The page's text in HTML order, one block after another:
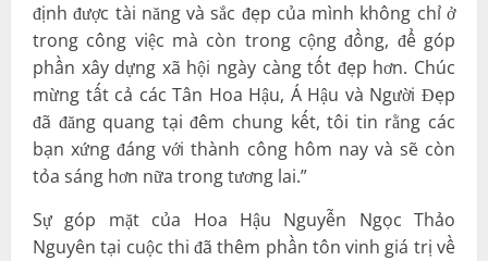
định được tài năng và sắc đẹp của mình không chỉ ở
trong công việc mà còn trong cộng đồng, để góp
phần xây dựng xã hội ngày càng tốt đẹp hơn. Chúc
mừng tất cả các Tân Hoa Hậu, Á Hậu và Người Đẹp
đã đăng quang tại đêm chung kết, tôi tin rằng các
bạn xứng đáng với thành công hôm nay và sẽ còn
tỏa sáng hơn nữa trong tương lai.”
Sự góp mặt của Hoa Hậu Nguyễn Ngọc Thảo
Nguyên tại cuộc thi đã thêm phần tôn vinh giá trị về